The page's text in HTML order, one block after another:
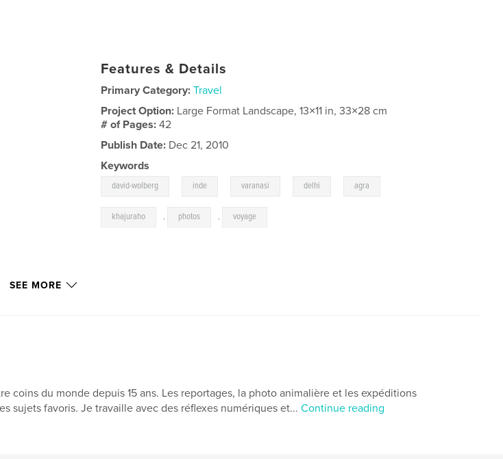
Features & Details
Primary Category: Travel
Project Option: Large Format Landscape, 13×11 in, 33×28 cm
# of Pages:42
Publish Date: Dec 21, 2010
Keywords
david-wolberg inde varanasi delhi agra
khajuraho , photos , voyage
SEE MORE
coins du monde depuis 15 ans. Les reportages, la photo animalière et les expéditions
sujets favoris. Je travaille avec des réflexes numériques et... Continue reading